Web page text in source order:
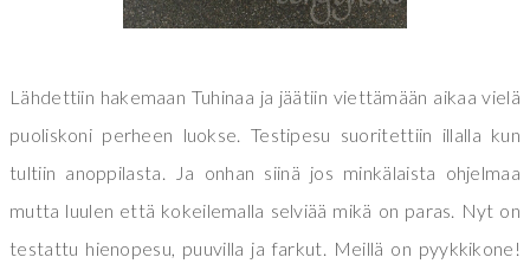
Lähdettiin hakemaan Tuhinaa ja jäätiin viettämään aikaa vielä
puoliskoni perheen luokse. Testipesu suoritettiin illalla kun
tultiin anoppilasta. Ja onhan siinä jos minkälaista ohjelmaa
mutta luulen että kokeilemalla selviää mikä on paras. Nyt on
testattu hienopesu, puuvilla ja farkut. Meillä on pyykkikone!